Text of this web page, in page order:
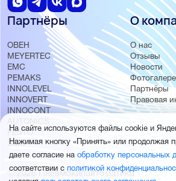
Партнёры
ОВЕН
MEYERTEC
EMC
PEMAKS
INNOLEVEL
INNOVERT
INNOCONT
AUTONICS
FESTO
SMC
О
О нас
Отзывы
Новости
Партнёры
Правовая
© 2026 Пневмокипавтоматика
На сайте используются файлы cookie и
Нажимая кнопку «Принять» или продолжая
даете согласие на обработку персональных
соответствии с политикой